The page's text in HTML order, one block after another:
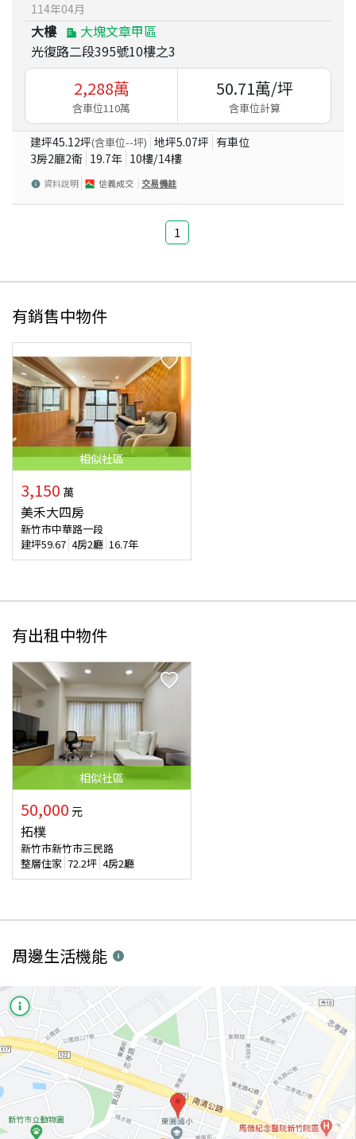
114年04月
大樓
大塊文章甲區
光復路二段395號10樓之3
2,288萬
含車位110萬
50.71萬/坪
含車位計算
建坪45.12坪(含車位--坪) 地坪5.07坪 有車位
3房2廳2衛 19.7年 10樓/14樓
資料說明 信義成交 交易備註
1
有銷售中物件
相似社區
3,150 萬
美禾大四房
新竹市中華路一段
建坪59.67 4房2廳 16.7年
有出租中物件
相似社區
50,000 元
拓樸
新竹市新竹市三民路
整層住家 72.2坪 4房2廳
周邊生活機能